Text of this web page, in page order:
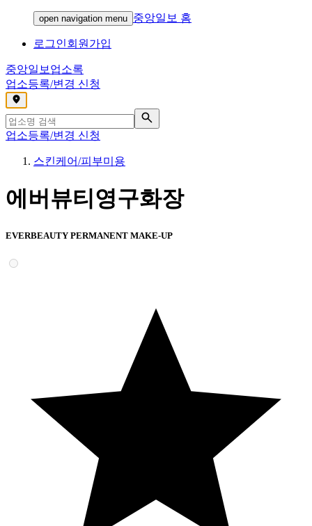
open navigation menu 중앙일보 홈
로그인회원가입
중앙일보 업소록
업소등록/변경 신청
,
업소등록/변경 신청
스킨케어/피부미용
에버뷰티영구화장
EVERBEAUTY PERMANENT MAKE-UP